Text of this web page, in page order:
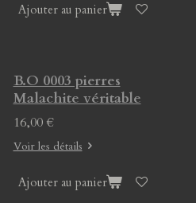
Ajouter au panier
B.O 0003 pierres
Malachite véritable
16,00 €
Voir les détails
Ajouter au panier